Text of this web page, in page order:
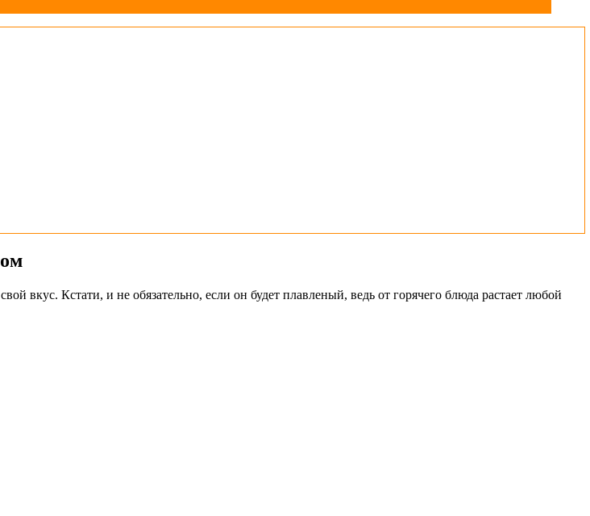
вкус. Кстати, и не обязательно, если он будет плавленый, ведь от горячего блюда растает любой